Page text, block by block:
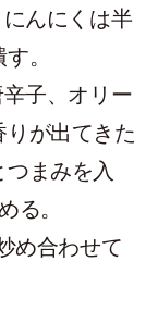
んにくは半
。
子、オリー
が出てきた
まみを入
る。
め合わせて